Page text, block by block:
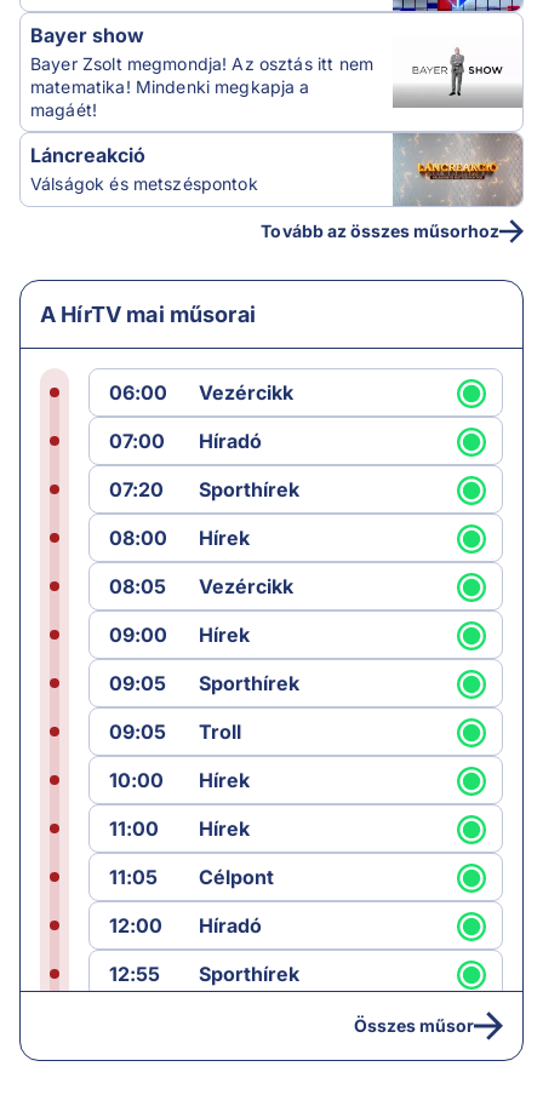
Bayer show
Bayer Zsolt megmondja! Az osztás itt nem
matematika! Mindenki megkapja a
magáét!
Láncreakció
Válságok és metszéspontok
Tovább az összes műsorhoz
A HírTV mai műsorai
06:00
Vezércikk
07:00
Híradó
07:20
Sporthírek
08:00
Hírek
08:05
Vezércikk
09:00
Hírek
09:05
Sporthírek
09:05
Troll
10:00
Hírek
11:00
Hírek
11:05
Célpont
12:00
Híradó
12:55
Sporthírek
Összes műsor